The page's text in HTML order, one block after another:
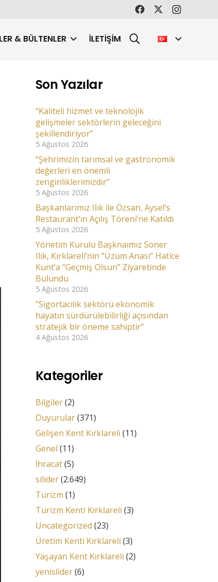
& BÜLTENLER İLETIŞIM
Son Yazılar
“Kaliteli hizmet ve teknolojik
gelişmeler sektörlerin geleceğini
şekillendiriyor”
5 Ağustos 2026
“Şehrimizin tarımsal ve gastronomik
değerleri en önemli
zenginliklerimizdir”
5 Ağustos 2026
Başkanlarımız Ilık ile Özsan, Aysel’s
Restaurant’ın Açılış Töreni’ne Katıldı
5 Ağustos 2026
Yönetim Kurulu Başknaımız Soner
Ilık, Kırklareli’nin “Üzüm Anası” Hatice
Kunt’a “Geçmiş Olsun” Ziyaretinde
Bulundu
5 Ağustos 2026
“Sigortacılık sektörü ekonomik
hayatın sürdürülebilirliği açısından
stratejik bir öneme sahiptir”
4 Ağustos 2026
Kategoriler
Bilgiler(2)
Duyurular(371)
Gelişen Kent Kırklareli (11)
Genel (11)
İhracat(5)
silider(2.649)
Turizm (1)
Turizm Kenti Kırklareli (3)
Uncategorized (23)
Üretim Kenti Kırklareli (3)
Yaşayan Kent Kırklareli (2)
yenislider(6)